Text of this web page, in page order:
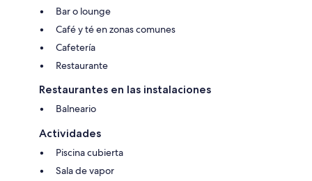
Bar o lounge
Café y té en zonas comunes
Cafetería
Restaurante
Restaurantes en las instalaciones
Balneario
Actividades
Piscina cubierta
Sala de vapor